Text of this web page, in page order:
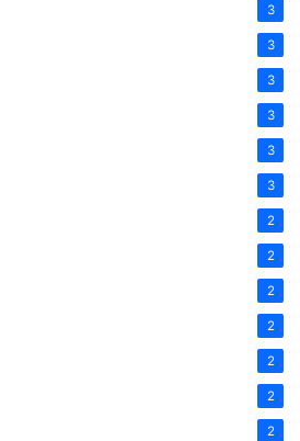
3
3
3
3
3
3
2
2
2
2
2
2
2